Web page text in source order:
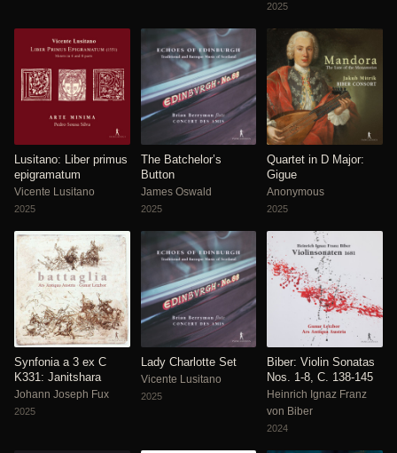
2025
Lusitano: Liber primus
epigramatum
Vicente Lusitano
2025
The Batchelor’s
Button
James Oswald
2025
Quartet in D Major:
Gigue
Anonymous
2025
Synfonia a 3 ex C
K331: Janitshara
Johann Joseph Fux
2025
Lady Charlotte Set
Vicente Lusitano
2025
Biber: Violin Sonatas
Nos. 1-8, C. 138-145
Heinrich Ignaz Franz
von Biber
2024